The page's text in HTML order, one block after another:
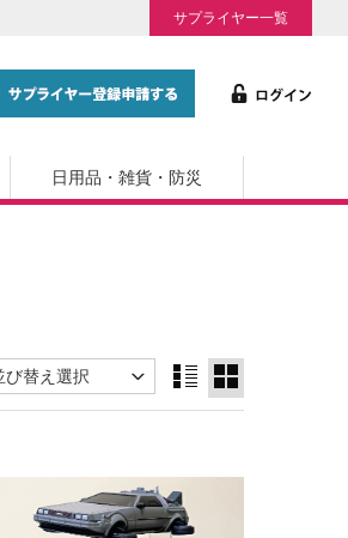
サプライヤー一覧
日用品・雑貨・防災